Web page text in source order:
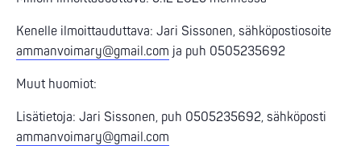
Kenelle ilmoittauduttava: Jari Sissonen, sähköpostiosoite
ammanvoimary@gmail.com ja puh 0505235692
Muut huomiot:
Lisätietoja: Jari Sissonen, puh 0505235692, sähköposti
ammanvoimary@gmail.com